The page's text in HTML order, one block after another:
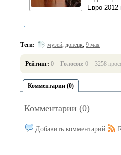
Евро-
Теги: музей, донецк, 9 мая
Рейтинг: 0 Голосов: 0 3258
Комментарии (0)
Комментарии (0)
Добавить комментарий